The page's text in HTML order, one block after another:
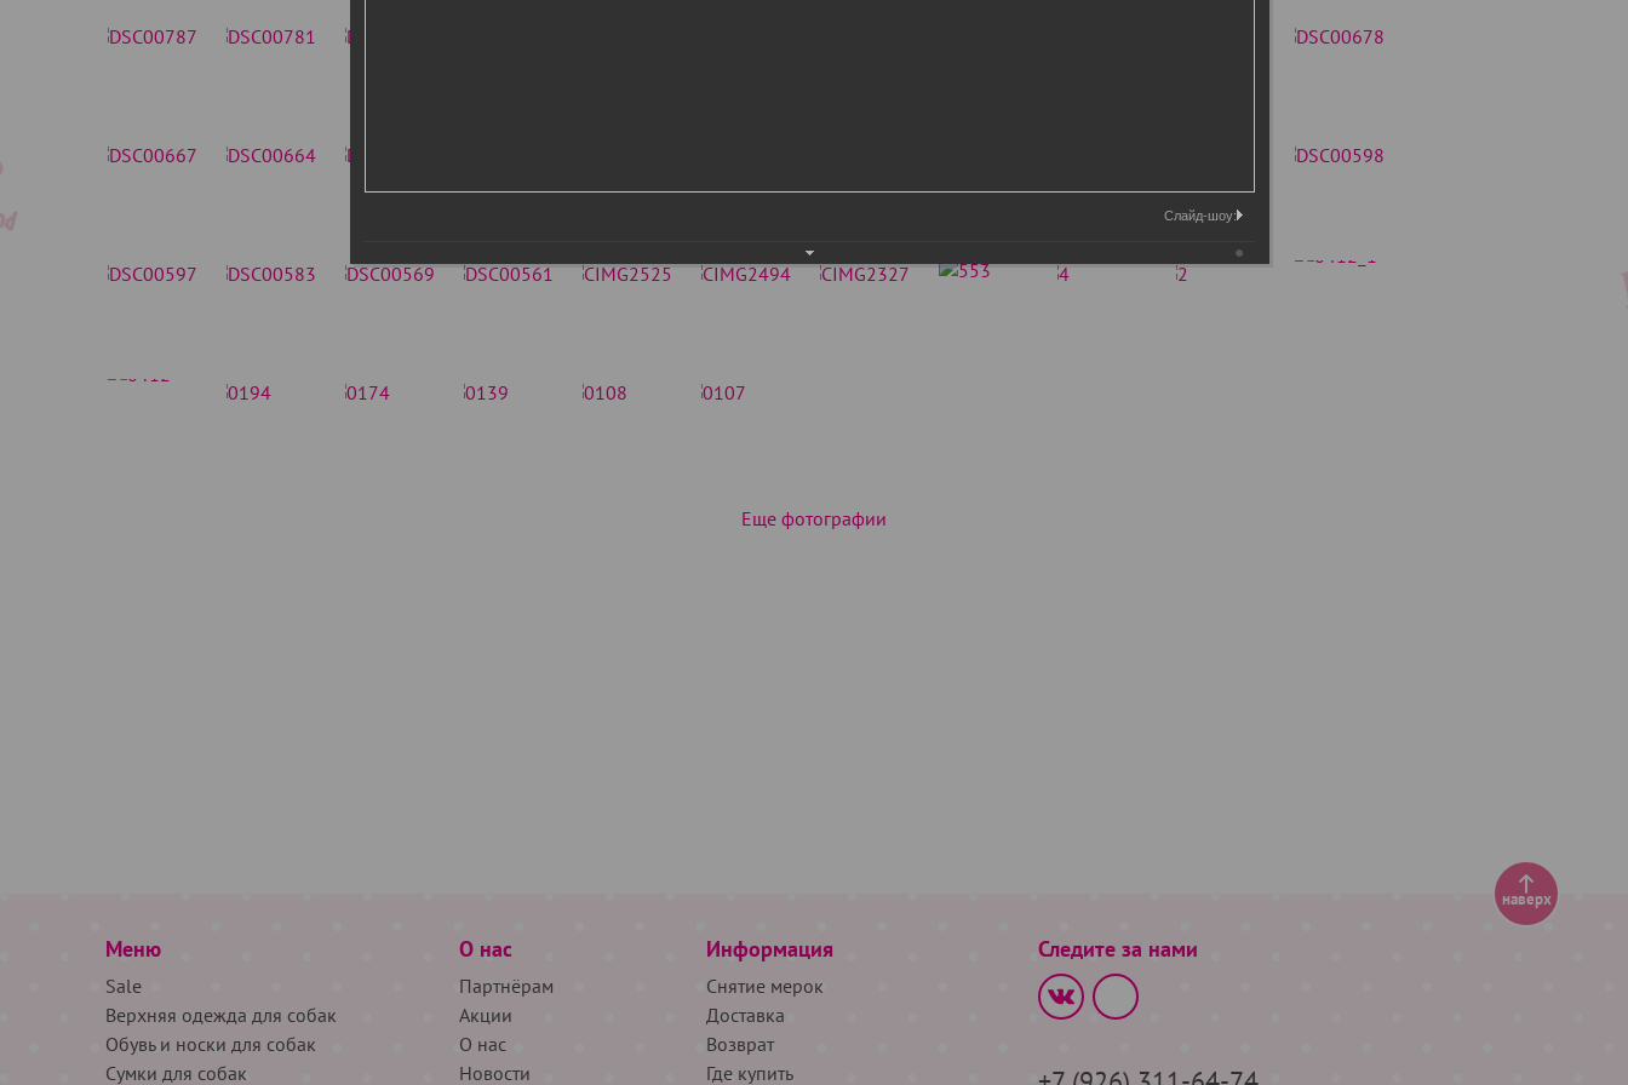
Еще фотографии
Меню
Sale
Верхняя одежда для собак
Обувь и носки для собак
Сумки для собак
О нас
Партнёрам
Акции
О нас
Новости
Информация
Снятие мерок
Доставка
Возврат
Где купить
Следите за нами
наверх
Слайд-шоу: